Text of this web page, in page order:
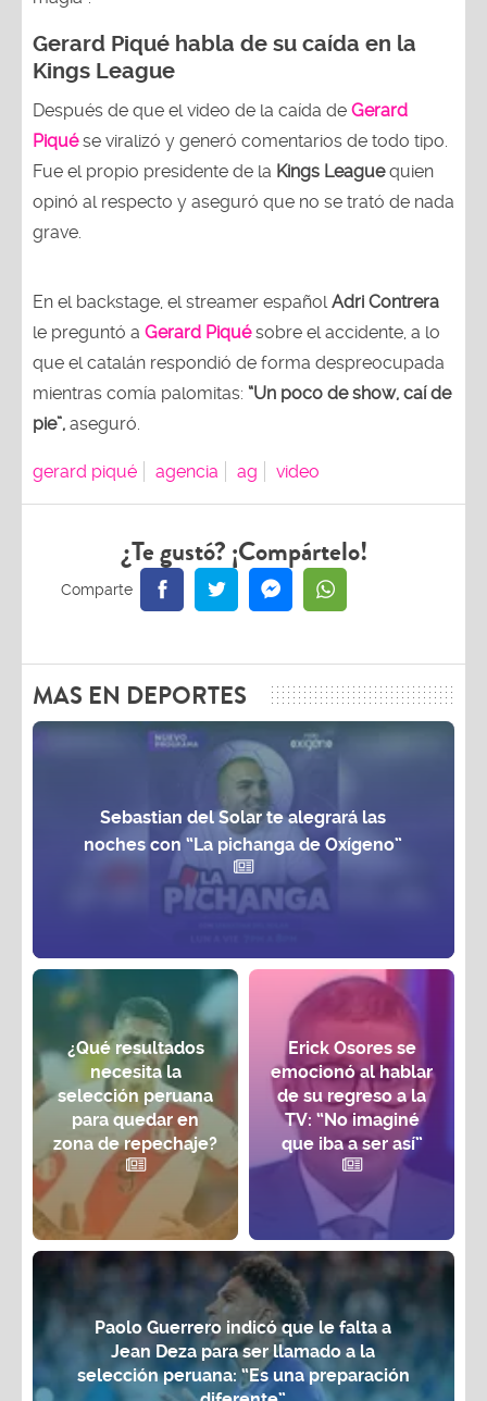
Gerard Piqué habla de su caída en la
Kings League
Después de que el video de la caída de Gerard
Piqué se viralizó y generó comentarios de todo tipo.
Fue el propio presidente de la Kings Leaguequien
opinó al respecto y aseguró que no se trató de nada
grave.
En el backstage, el streamer españolAdri Contrera
le preguntó a Gerard Piquésobre el accidente, a lo
que el catalán respondió de forma despreocupada
mientras comía palomitas: “Un poco de show, caí de
pie”, aseguró.
gerard piqué agencia ag video
¿Te gustó? ¡Compártelo!
MAS EN DEPORTES
Sebastian del Solar te alegrará las
noches con “La pichanga de Oxígeno”
¿Qué resultados
necesita la
selección peruana
para quedar en
zona de repechaje?
Erick Osores se
emocionó al hablar
de su regreso a la
TV: “No imaginé
que iba a ser así”
Paolo Guerrero indicó que le falta a
Jean Deza para ser llamado a la
selección peruana: “Es una preparación